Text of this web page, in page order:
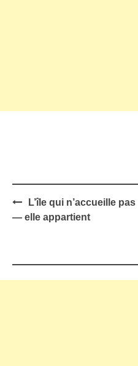
Post
navigation
L’île qui n’accueille pas
— elle appartient